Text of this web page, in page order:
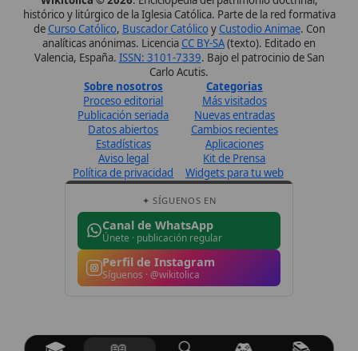
Canal de WhatsApp
Únete · publicación regular
Perfil de Instagram
Síguenos · @wikitolica